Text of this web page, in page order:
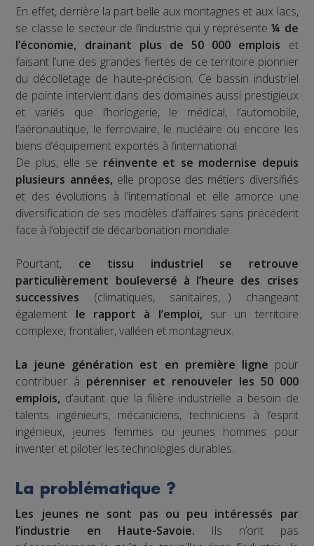
En effet, derrière la part belle aux montagnes et aux lacs,
se classe le secteur de l’industrie qui y représente¼ de
l’économie, drainant plus de 50 000 emplois et
faisant l’une des grandes fiertés de ce territoire pionnier
du décolletage de haute-précision. Ce bassin industriel
de pointe intervient dans des domaines aussi prestigieux
et variés que l’horlogerie, le médical, l’automobile,
l’aéronautique, le ferroviaire, le nucléaire ou encore les
biens d’équipement exportés à l’international.
De plus, elle se réinvente et se modernise depuis
plusieurs années, elle propose des métiers diversifiés
et des évolutions à l’international et elle amorce une
diversification de ses modèles d’affaires sans précédent
face à l’objectif de décarbonation mondiale.
Pourtant, ce tissu industriel se retrouve
particulièrement bouleversé à l’heure des crises
successives (climatiques, sanitaires,…) changeant
également le rapport à l’emploi, sur un territoire
complexe, frontalier, valléen et montagneux.
La jeune génération est en première ligne pour
contribuer à pérenniser et renouveler les 50 000
emplois, d’autant que la filière industrielle a besoin de
talents ingénieurs, mécaniciens, techniciens à l’esprit
ingénieux, jeunes femmes ou jeunes hommes pour
inventer et piloter les technologies durables.
La problématique ?
Les jeunes ne sont pas ou peu intéressés par
l’industrie en Haute-Savoie. Ils n’ont pas